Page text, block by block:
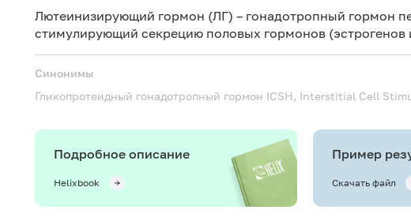
Лютеинизирующий гормон (ЛГ) – гонадотропный гормон
стимулирующий секрецию половых гормонов
Синонимы
Гликопротеидный гонадотропный гормон ICSH, Interstitial Cell
Подробное описание
Helixbook
Пример
Скачать файл